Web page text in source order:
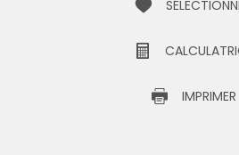
IMPRIMER